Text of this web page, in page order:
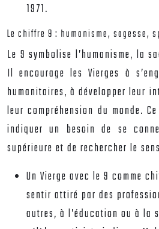
1971.
Le chiffre 9 : humanisme, sagesse,
Le 9 symbolise l’humanisme, la
Il encourage les Vierges à
humanitaires, à développer leur
leur compréhension du monde.
indiquer un besoin de se
supérieure et de rechercher le
Un Vierge avec le 9 comme
sentir attiré par des
autres, à l’éducation ou à la